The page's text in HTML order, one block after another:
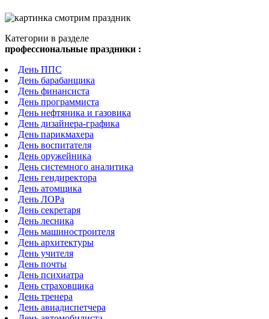
Категории в разделе
профессиональные праздники :
День ППС
День барабанщика
День финансиста
День программиста
День нефтяника и газовика
День дизайнера-графика
День парикмахера
День воспитателя
День оружейника
День системного аналитика
День гендиректора
День атомщика
День ЛОРа
День секретаря
День лесника
День машиностроителя
День архитектуры
День учителя
День почты
День психиатра
День страховщика
День тренера
День авиадиспетчера